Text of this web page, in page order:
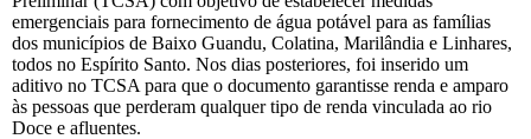
emergenciais para fornecimento de água potável para as famílias
dos municípios de Baixo Guandu, Colatina, Marilândia e Linhares,
todos no Espírito Santo. Nos dias posteriores, foi inserido um
aditivo no TCSA para que o documento garantisse renda e amparo
às pessoas que perderam qualquer tipo de renda vinculada ao rio
Doce e afluentes.